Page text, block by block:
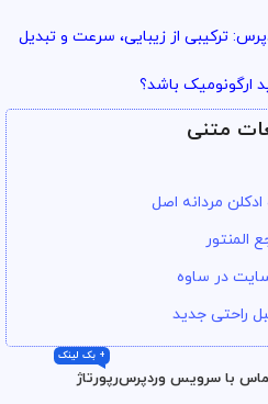
ترکیبی از زیبایی، سرعت و تبدیل
ارگونومیک باشد؟
متنی
مردانه اصل
المنتور
در ساوه
راحتی جدید
با سرویس وردپرسرپورتاژ
+ بک لینک